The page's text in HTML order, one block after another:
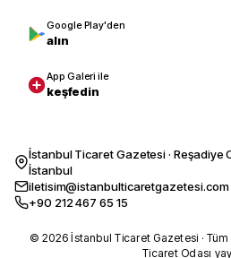
Google Play'den
alın
App Galeri ile
keşfedin
İstanbul Ticaret Gazetesi · Reşadiye
İstanbul
iletisim@istanbulticaretgazetesi.com
+90 212 467 65 15
© 2026 İstanbul Ticaret Gazetesi · Tüm
Ticaret Odası